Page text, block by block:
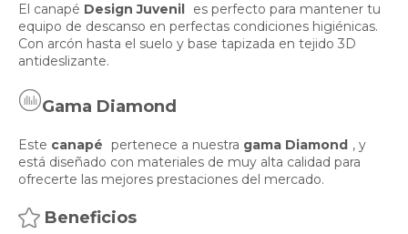
El canapé Design Juvenil es perfecto para mantener tu
equipo de descanso en perfectas condiciones higiénicas.
Con arcón hasta el suelo y base tapizada en tejido 3D
antideslizante.
Gama Diamond
Este canapé pertenece a nuestra gama Diamond , y
está diseñado con materiales de muy alta calidad para
ofrecerte las mejores prestaciones del mercado.
Beneficios